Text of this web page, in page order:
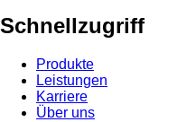
Schnellzugriff
Produkte
Leistungen
Karriere
Über uns